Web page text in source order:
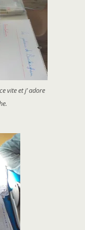
vite et j’ adore